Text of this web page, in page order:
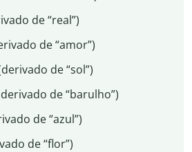
de “real”)
de “amor”)
de “sol”)
de “barulho”)
de “azul”)
de “flor”)